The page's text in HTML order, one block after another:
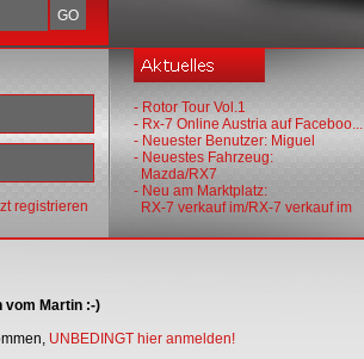
registrieren
- Rotor Tour Vol.1
- Rx-7 Online Austria auf Faceboo...
- Neuester Benutzer: Miguel
- Neuestes Fahrzeug:
Mazda/RX7
- Neu am Marktplatz:
RX-7 verkauf im/RX-7 verkauf im
vom Martin :-)
UNBEDINGT hier anmelden!